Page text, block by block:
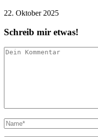
22. Oktober 2025
Schreib mir etwas!